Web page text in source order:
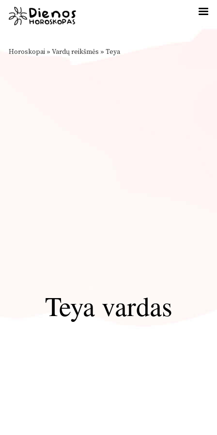
Horoskopai » Vardų reikšmės » Teya
Teya vardas